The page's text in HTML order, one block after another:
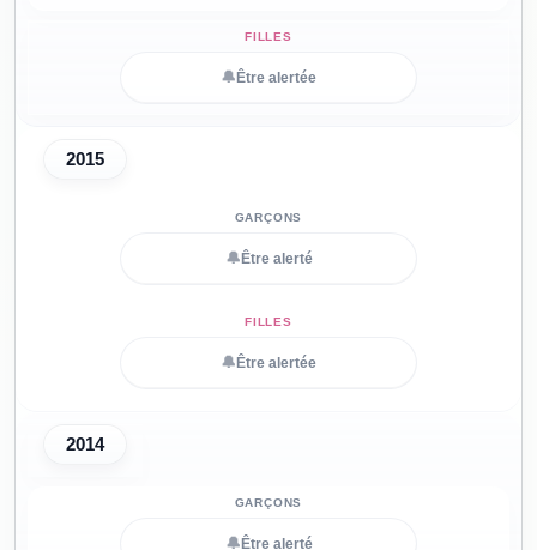
🔔 Être alertée
2015
🔔 Être alerté
🔔 Être alertée
2014
🔔 Être alerté